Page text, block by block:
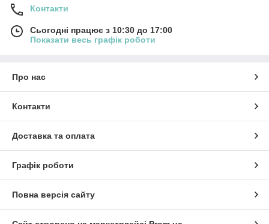
Контакти
Сьогодні працює з 10:30 до 17:00
Показати весь графік роботи
Про нас
Контакти
Доставка та оплата
Графік роботи
Повна версія сайту